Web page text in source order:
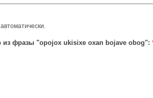
из фразы "opojox ukisixe oxan bojave obog":